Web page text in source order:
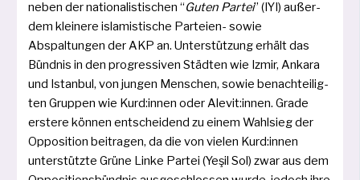
neben der natio­na­lis­ti­schen “Guten Partei” (IYI) außer­
dem klei­ne­re isla­mis­ti­sche Parteien- sowie
Abspaltungen der AKP an. Unterstützung erhält das
Bündnis in den pro­gres­si­ven Städten wie Izmir, Ankara
und Istanbul, von jun­gen Menschen, sowie benach­tei­lig­
ten Gruppen wie Kurd:innen oder Alevit:innen. Grade
ers­te­re kön­nen ent­schei­dend zu einem Wahlsieg der
Opposition bei­tra­gen, da die von vie­len Kurd:innen
unter­stütz­te Grüne Linke Partei (Yeşil Sol) zwar aus dem